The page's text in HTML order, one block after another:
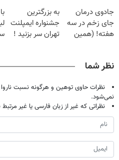
میلیون تومان!!!
جادوی درمان
جای زخم در سه
هفته! (همین
به بزرگترین
جشنواره ایمپلنت
تهران سر بزنید !
نظر شما
نظرات حاوی توهین و هرگونه نسبت
نمی‌شود.
نظراتی که غیر از زبان فارسی یا غیر